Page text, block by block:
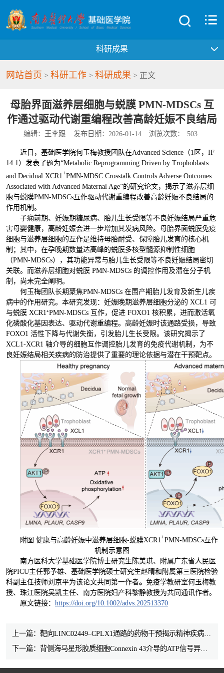
科研成果
网站首页 > 科研工作> 科研成果 > 正文
母胎界面滋养层细胞与蜕膜 PMN-MDSCs 互
作通过驱动代谢重编程改善高龄妊娠不良结局
编辑：王李跟 发布日期：2026-01-14 浏览次数： 503
近日，基础医学院何玉梅教授团队在Advanced Science（1区，IF
14.1）发表了题为“Metabolic Reprogramming Driven by Trophoblasts
and Decidual XCR1+PMN-MDSC Crosstalk Controls Adverse Outcomes
Associated with Advanced Maternal Age”的研究论文，揭示了滋养层细
胞与蜕膜PMN-MDSCs互作驱动代谢重编程改善高龄妊娠不良结局的
作用机制。
子痫前期、妊娠期糖尿病、胎儿生长受限等不良妊娠结局严重危
害母婴健康，高龄妊娠会进一步增加其发病风险。母胎界面蜕膜免疫
细胞与滋养层细胞的互作是维持母胎耐受、保障胎儿发育的核心机
制；其中，在孕晚期数量达高峰的蜕膜多核型髓源抑制性细胞
（PMN-MDSCs），其功能异常与胎儿生长受限等不良妊娠结局密切
关联。而滋养层细胞对蜕膜 PMN-MDSCs 的调控作用及潜在分子机
制，尚未完全阐明。
何玉梅团队长期聚焦PMN-MDSCs 在围产期胎儿发育及新生儿疾
病中的作用研究。本研究发现：妊娠晚期滋养层细胞分泌的 XCL1 可
与蜕膜 XCR1⁺PMN-MDSCs 互作，促进 FOXO1 核积累，进而激活氧
化磷酸化基因表达、驱动代谢重编程。高龄妊娠时该通路受损，导致
FOXO1 活性下降与代谢失衡，引发胎儿生长受限。该研究揭示了
XCL1-XCR1 轴介导的细胞互作调控胎儿发育的免疫代谢机制，为不
良妊娠结局相关疾病的防治提供了重要的理论依据与潜在干预靶点。
附图 健康与高龄妊娠中滋养层细胞-蜕膜XCR1+PMN-MDSCs互作
机制示意图
南方医科大学基础医学院博士研究生陈美琪、附属广东省人民医
院PICU主任郭予雄、基础医学院硕士研究生赵晴和附属第三医院检验
科副主任技师刘京平为该论文共同第一作者。 免疫学教研室何玉梅教
授、珠江医院吴凯主任、南方医院妇产科黎静教授为共同通讯作者。
原文链接： https://doi.org/10.1002/advs.202513370
上一篇：靶向LINC02449–CPLX1通路的药物干预揭示精神疾病新治疗潜力
下一篇：背侧海马星形胶质细胞Connexin 43介导的ATP信号异常揭示抑郁与焦虑共病的新机制